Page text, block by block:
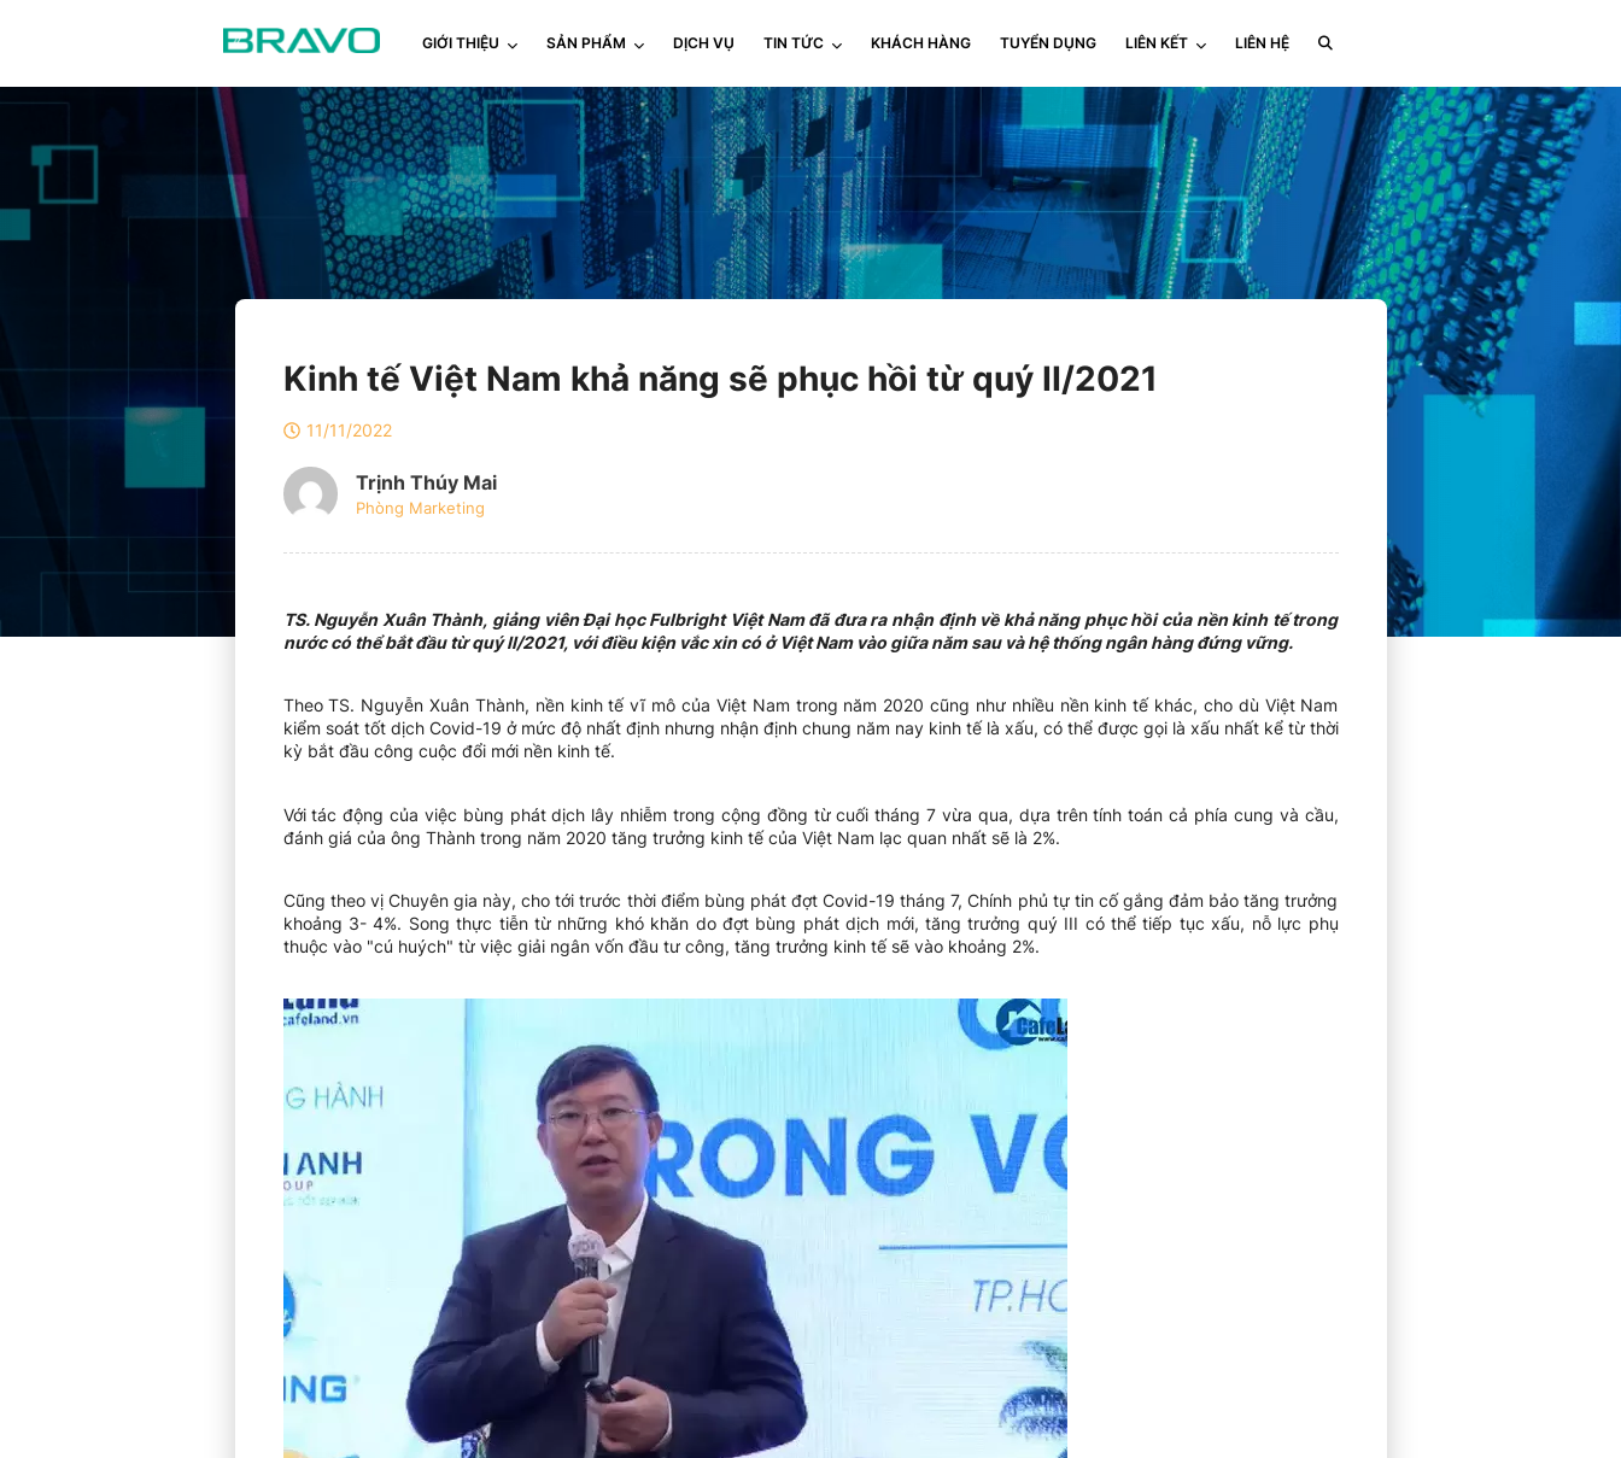
GIỚI THIỆU SẢN PHẨM DỊCH VỤ TIN TỨC KHÁCH HÀNG TUYỂN DỤNG LIÊN KẾT LIÊN HỆ
Kinh tế Việt Nam khả năng sẽ phục hồi từ quý II/2021
11/11/2022
Trịnh Thúy Mai
Phòng Marketing
TS. Nguyễn Xuân Thành, giảng viên Đại học Fulbright Việt Nam đã đưa ra nhận định về khả năng phục hồi của nền kinh tế trong
nước có thể bắt đầu từ quý II/2021, với điều kiện vắc xin có ở Việt Nam vào giữa năm sau và hệ thống ngân hàng đứng vững.
Theo TS. Nguyễn Xuân Thành, nền kinh tế vĩ mô của Việt Nam trong năm 2020 cũng như nhiều nền kinh tế khác, cho dù Việt Nam
kiểm soát tốt dịch Covid-19 ở mức độ nhất định nhưng nhận định chung năm nay kinh tế là xấu, có thể được gọi là xấu nhất kể từ thời
kỳ bắt đầu công cuộc đổi mới nền kinh tế.
Với tác động của việc bùng phát dịch lây nhiễm trong cộng đồng từ cuối tháng 7 vừa qua, dựa trên tính toán cả phía cung và cầu,
đánh giá của ông Thành trong năm 2020 tăng trưởng kinh tế của Việt Nam lạc quan nhất sẽ là 2%.
Cũng theo vị Chuyên gia này, cho tới trước thời điểm bùng phát đợt Covid-19 tháng 7, Chính phủ tự tin cố gắng đảm bảo tăng trưởng
khoảng 3- 4%. Song thực tiễn từ những khó khăn do đợt bùng phát dịch mới, tăng trưởng quý III có thể tiếp tục xấu, nỗ lực phụ
thuộc vào "cú huých" từ việc giải ngân vốn đầu tư công, tăng trưởng kinh tế sẽ vào khoảng 2%.